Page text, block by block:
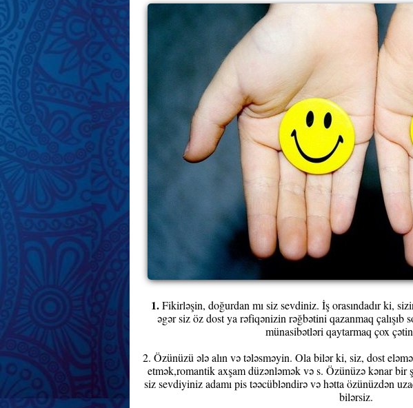
1.Fikirləşin, doğurdan mı siz sevdiniz. İş orasındadır ki,
əgər siz öz dost ya rəfiqənizin rəğbətini qazanmaq çalışıb
münasibətləri qaytarmaq çox
2. Özünüzü ələ alın və tələsməyin. Ola bilər ki, siz, dost
etmək,romantik axşam düzənləmək və s. Özünüzə kənar bir
siz sevdiyiniz adamı pis təəcübləndirə və hətta özünüzdən
bilərsiz.